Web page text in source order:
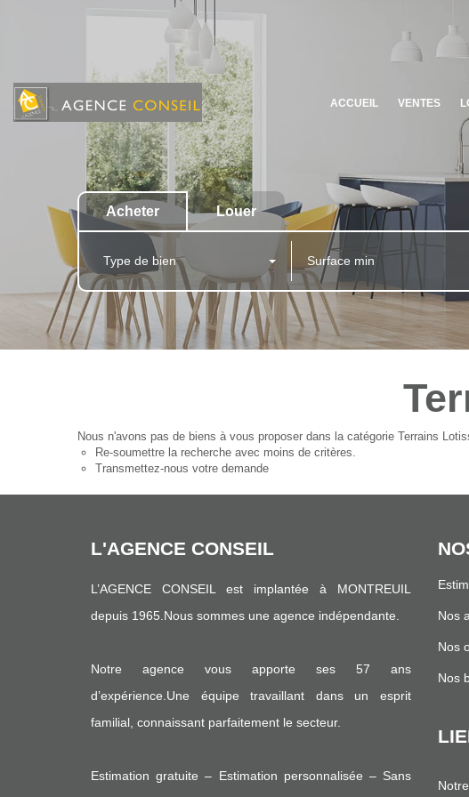
ACCUEIL VENTES
Acheter Louer
Type de bien
Nous n'avons pas de biens à vous proposer dans la catégorie Terrains
Re-soumettre la recherche avec moins de critères.
Transmettez-nous votre demande
L'AGENCE CONSEIL
L’AGENCE CONSEIL est implantée à MONTREUIL
depuis 1965.Nous sommes une agence indépendante.
Notre agence vous apporte ses 57 ans
d’expérience.Une équipe travaillant dans un esprit
familial, connaissant parfaitement le secteur.
Estimation gratuite – Estimation personnalisée – Sans
Nos
Nos
Nos